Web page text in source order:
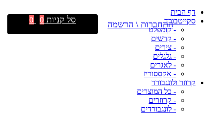
דף הבית
סקייטבורד
- קומפלט
- קרשים
- צירים
- גלגלים
- לאגרים
- אקססוריז
קרוזר ולונגבורד
- כל המוצרים
- קרוזרים
- לונגבורדים
התחברות \ הרשמה סל קניות 0
0